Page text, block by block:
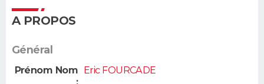
A PROPOS
Général
Prénom Nom Eric FOURCADE